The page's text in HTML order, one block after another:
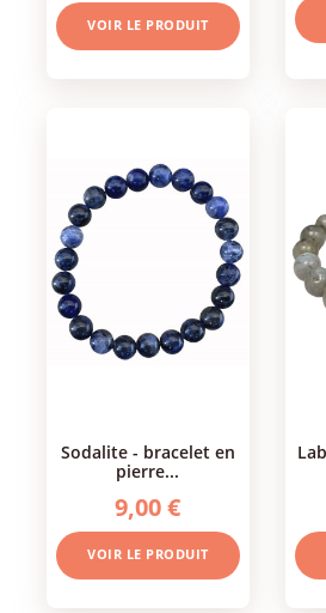
VOIR LE PRODUIT
sodalite - bracelet en
pierre...
9,00 €
VOIR LE PRODUIT
labradorite - bracelet